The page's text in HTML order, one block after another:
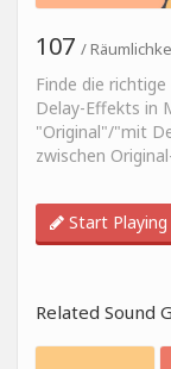
107 /
Finde die
Delay-Effekts in
"Original"/"mit
zwischen
Start Playing
Related Sound